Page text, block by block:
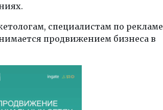
специалистам по рекламе
продвижением бизнеса в